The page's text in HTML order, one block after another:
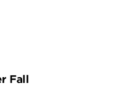
Fall